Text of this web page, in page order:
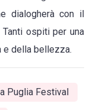
dialogherà con il
Tanti ospiti per una
e della bellezza.
Puglia Festival